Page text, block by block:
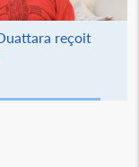
reçoit